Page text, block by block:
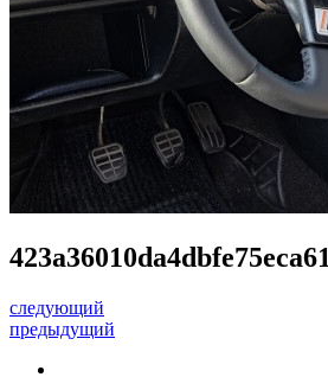
следующий
предыдущий